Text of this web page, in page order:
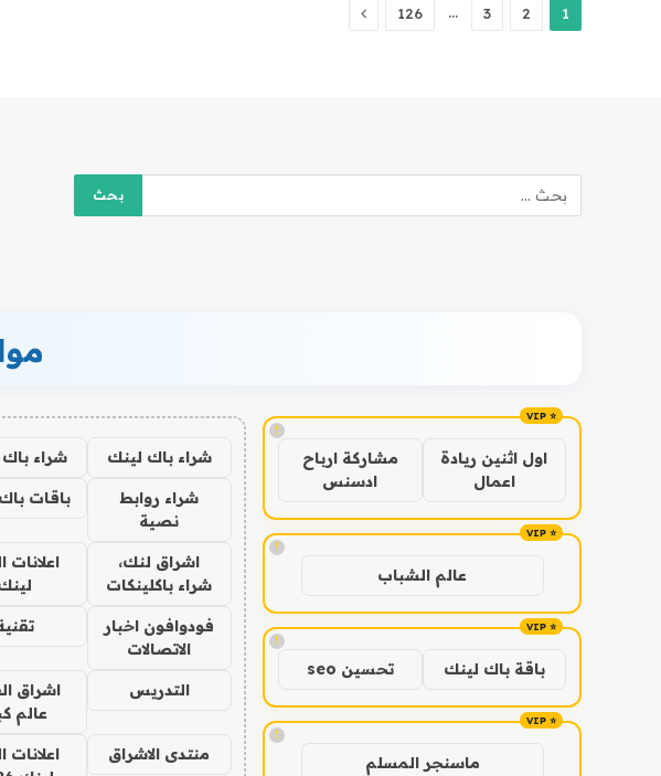
1
2
3
…
126 التالي
!
اول اثنين ريادة
اعمال
مشاركة ارباح
ادسنس
!
عالم الشباب
!
باقة باك لينك تحسين seo
!
ماسنجر المسلم
شراء باك لينك شراء
شراء روابط
نصية
باقات
اشراق لنك،
شراء باكلينكات
اعلانات
فودوافون اخبار
الاتصالات
التدريس
اشراق
عالم
منتدى الاشراق
اعلانات